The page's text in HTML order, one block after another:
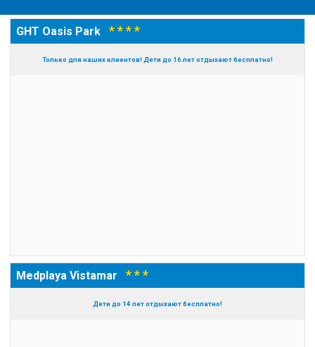
GHT Oasis Park* * * *
Только для наших клиентов! Дети до 16 лет отдыхают бесплатно!
Medplaya Vistamar* * *
Дети до 14 лет отдыхают бесплатно!